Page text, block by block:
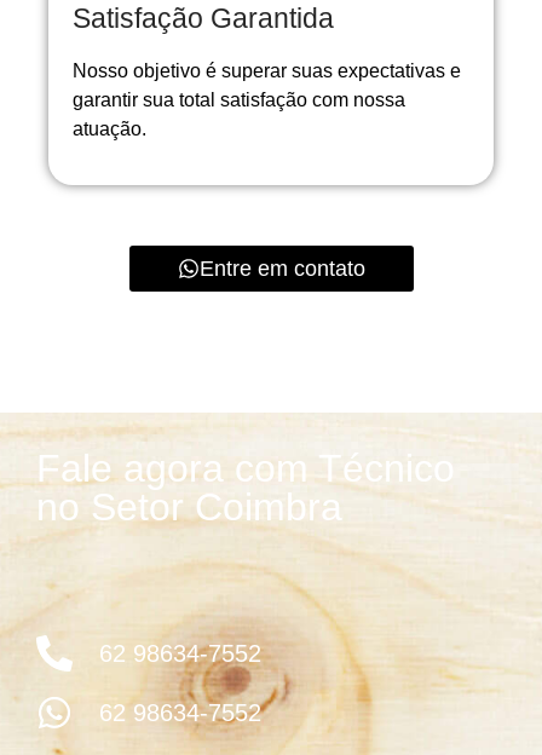
Satisfação Garantida
Nosso objetivo é superar suas expectativas e
garantir sua total satisfação com nossa
atuação.
Entre em contato
Fale agora com Técnico
no Setor Coimbra
62 98634-7552
62 98634-7552